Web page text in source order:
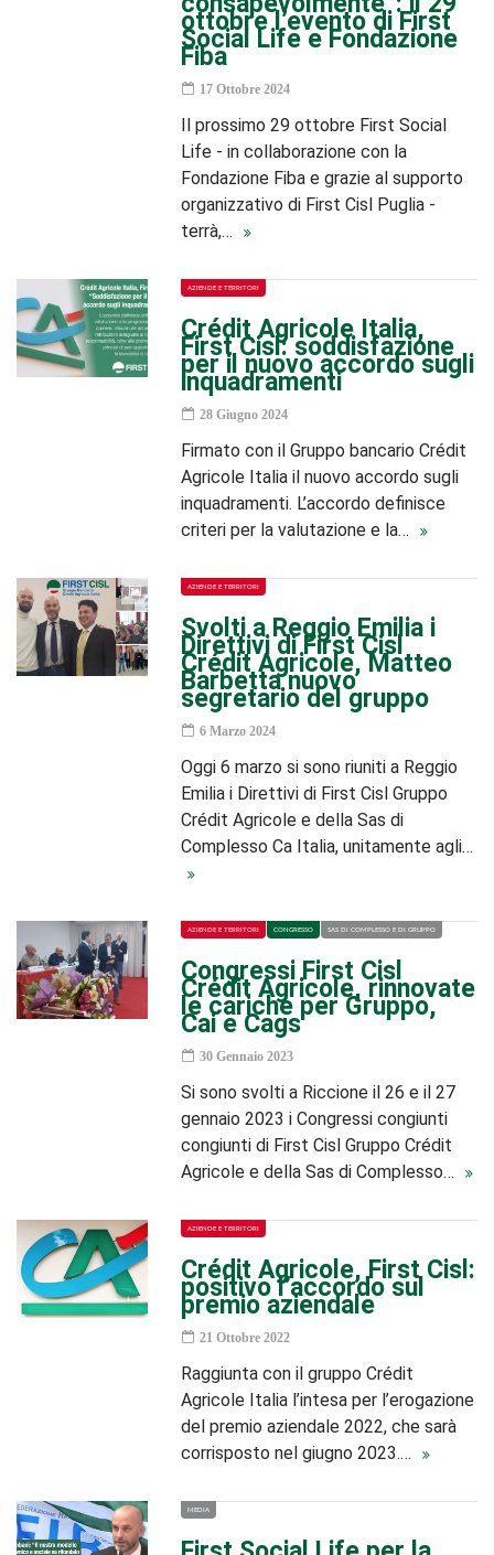
ottobre l’evento di First
Social Life e Fondazione
Fiba
17 Ottobre 2024
Il prossimo 29 ottobre First Social
Life - in collaborazione con la
Fondazione Fiba e grazie al supporto
organizzativo di First Cisl Puglia -
terrà,…
AZIENDE E TERRITORI
Crédit Agricole Italia,
First Cisl: soddisfazione
per il nuovo accordo sugli
inquadramenti
28 Giugno 2024
Firmato con il Gruppo bancario Crédit
Agricole Italia il nuovo accordo sugli
inquadramenti. L’accordo definisce
criteri per la valutazione e la…
AZIENDE E TERRITORI
Svolti a Reggio Emilia i
Direttivi di First Cisl
Crédit Agricole, Matteo
Barbetta nuovo
segretario del gruppo
6 Marzo 2024
Oggi 6 marzo si sono riuniti a Reggio
Emilia i Direttivi di First Cisl Gruppo
Crédit Agricole e della Sas di
Complesso Ca Italia, unitamente agli…
AZIENDE E TERRITORI CONGRESSO SAS DI COMPLESSO E DI GRUPPO
Congressi First Cisl
Crédit Agricole, rinnovate
le cariche per Gruppo,
Cai e Cags
30 Gennaio 2023
Si sono svolti a Riccione il 26 e il 27
gennaio 2023 i Congressi congiunti
congiunti di First Cisl Gruppo Crédit
Agricole e della Sas di Complesso…
AZIENDE E TERRITORI
Crédit Agricole, First Cisl:
positivo l’accordo sul
premio aziendale
21 Ottobre 2022
Raggiunta con il gruppo Crédit
Agricole Italia l’intesa per l’erogazione
del premio aziendale 2022, che sarà
corrisposto nel giugno 2023.…
MEDIA